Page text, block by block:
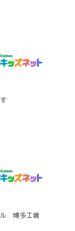
ル 博多工場